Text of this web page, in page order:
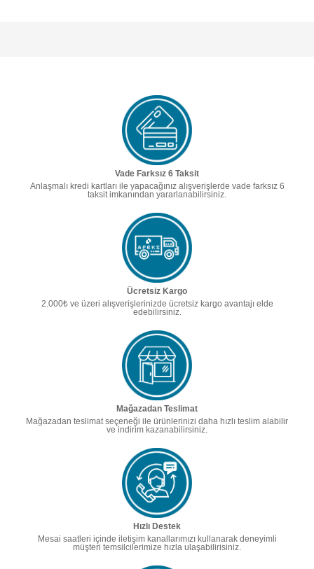
Vade Farksız 6 Taksit
Anlaşmalı kredi kartları ile yapacağınız alışverişlerde vade farksız 6
taksit imkanından yararlanabilirsiniz.
Ücretsiz Kargo
2.000₺ ve üzeri alışverişlerinizde ücretsiz kargo avantajı elde
edebilirsiniz.
Mağazadan Teslimat
Mağazadan teslimat seçeneği ile ürünlerinizi daha hızlı teslim alabilir
ve indirim kazanabilirsiniz.
Hızlı Destek
Mesai saatleri içinde iletişim kanallarımızı kullanarak deneyimli
müşteri temsilcilerimize hızla ulaşabilirisiniz.